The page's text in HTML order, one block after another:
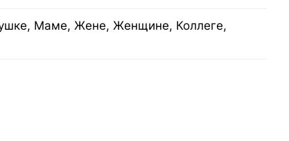
Маме, Жене, Женщине, Коллеге,